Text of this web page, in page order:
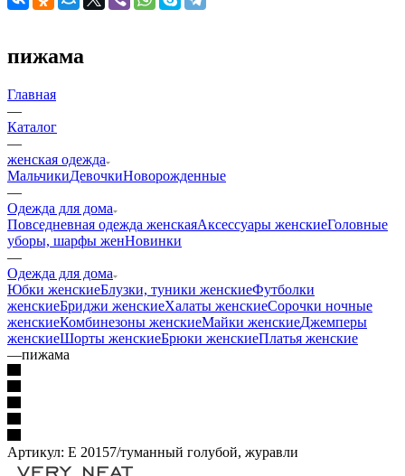
пижама
Главная
—
Каталог
—
женская одежда
МальчикиДевочкиНоворожденные
—
Одежда для дома
Повседневная одежда женскаяАксессуары женскиеГоловные
уборы, шарфы женНовинки
—
Одежда для дома
Юбки женскиеБлузки, туники женскиеФутболки
женскиеБриджи женскиеХалаты женскиеСорочки ночные
женскиеКомбинезоны женскиеМайки женскиеДжемперы
женскиеШорты женскиеБрюки женскиеПлатья женские
—пижама
Артикул: Е 20157/туманный голубой, журавли